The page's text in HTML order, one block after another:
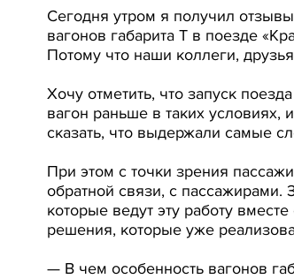
Сегодня утром я получил
вагонов габарита Т в поезде
Потому что наши коллеги,
Хочу отметить, что запуск
вагон раньше в таких условиях,
сказать, что выдержали самые
При этом с точки зрения
обратной связи, с
которые ведут эту работу
решения, которые уже
— В чем особенность вагонов